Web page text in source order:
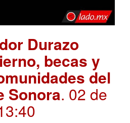
Durazo
becas y
del
Sonora. 02 de